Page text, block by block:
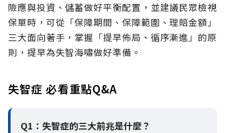
險應與投資、儲蓄做好平衡配置，並建議民眾檢視
保單時，可從「保障期間、保障範圍、理賠金額」
三大面向著手，掌握「提早佈局、循序漸進」的原
則，提早為失智海嘯做好準備。
失智症 必看重點Q&A
Q1：失智症的三大前兆是什麼？